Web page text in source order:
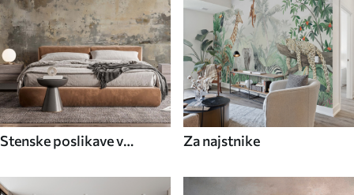
Stenske poslikave v
Za najstnike